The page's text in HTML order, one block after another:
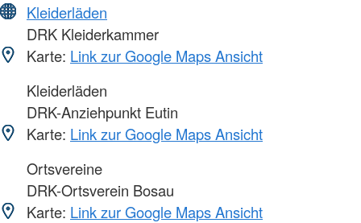
Kleiderläden
DRK Kleiderkammer
Karte: Link zur Google Maps Ansicht
Kleiderläden
DRK-Anziehpunkt Eutin
Karte: Link zur Google Maps Ansicht
Ortsvereine
DRK-Ortsverein Bosau
Karte: Link zur Google Maps Ansicht